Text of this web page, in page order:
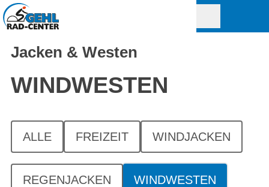
Jacken & Westen
WINDWESTEN
ALLE FREIZEIT WINDJACKEN
REGENJACKEN WINDWESTEN